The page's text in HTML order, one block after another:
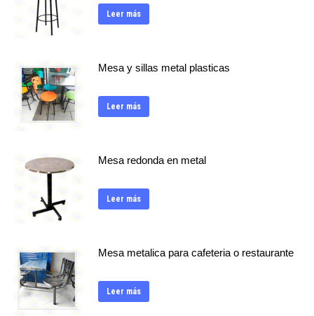
Leer más
Mesa y sillas metal plasticas
Leer más
Mesa redonda en metal
Leer más
Mesa metalica para cafeteria o restaurante
Leer más